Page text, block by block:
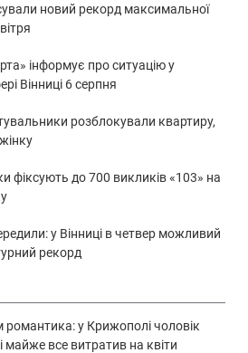
новий рекорд максимальної
інформує про ситуацію у
Вінниці 6 серпня
розблокували квартиру,
фіксують до 700 викликів «103» на
у Вінниці в четвер можливий
рекорд
романтика: у Крижополі чоловік
майже все витратив на квіти